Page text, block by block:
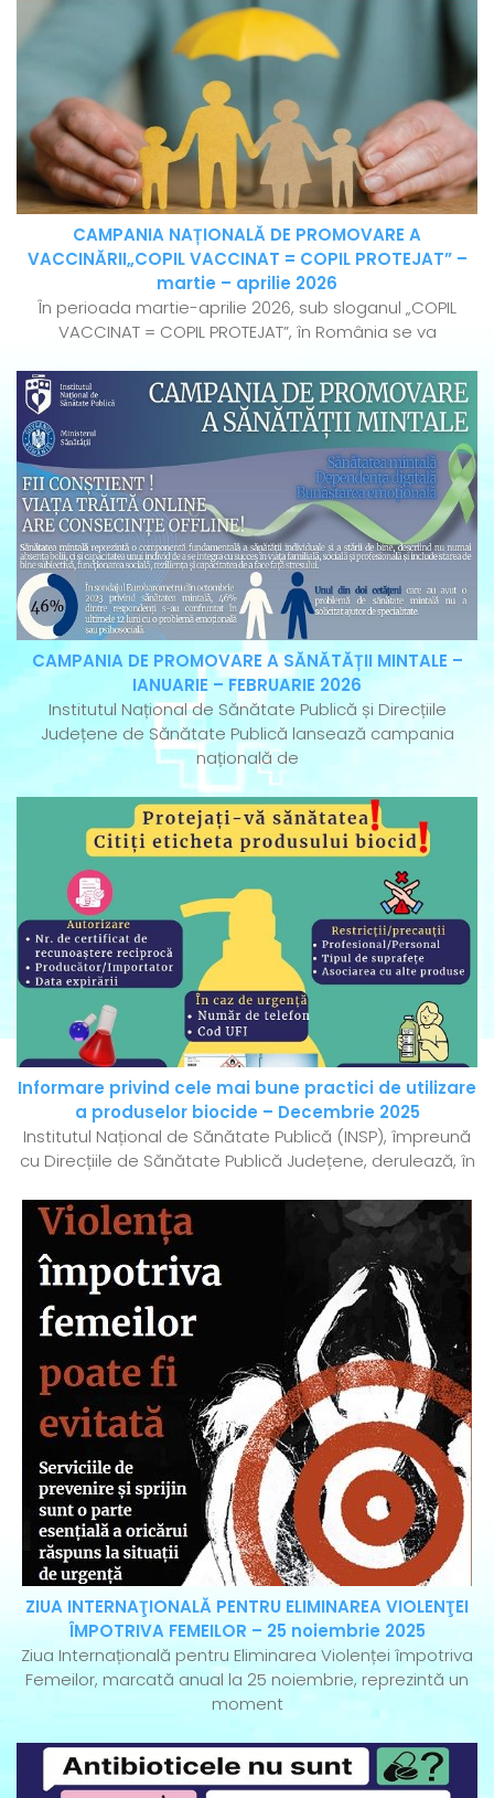
CAMPANIA NAȚIONALĂ DE PROMOVARE A
VACCINĂRII„COPIL VACCINAT = COPIL PROTEJAT” –
martie – aprilie 2026
În perioada martie-aprilie 2026, sub sloganul „COPIL
VACCINAT = COPIL PROTEJAT”, în România se va
CAMPANIA DE PROMOVARE A SĂNĂTĂȚII MINTALE –
IANUARIE – FEBRUARIE 2026
Institutul Național de Sănătate Publică și Direcțiile
Județene de Sănătate Publică lansează campania
națională de
Informare privind cele mai bune practici de utilizare
a produselor biocide – Decembrie 2025
Institutul Național de Sănătate Publică (INSP), împreună
cu Direcțiile de Sănătate Publică Județene, derulează, în
ZIUA INTERNAŢIONALĂ PENTRU ELIMINAREA VIOLENŢEI
ÎMPOTRIVA FEMEILOR – 25 noiembrie 2025
Ziua Internațională pentru Eliminarea Violenței împotriva
Femeilor, marcată anual la 25 noiembrie, reprezintă un
moment